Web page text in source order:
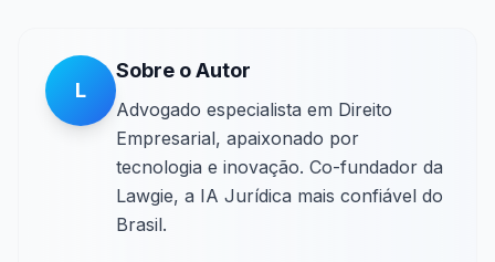
L
Sobre o Autor
Advogado especialista em Direito
Empresarial, apaixonado por
tecnologia e inovação. Co-fundador da
Lawgie, a IA Jurídica mais confiável do
Brasil.